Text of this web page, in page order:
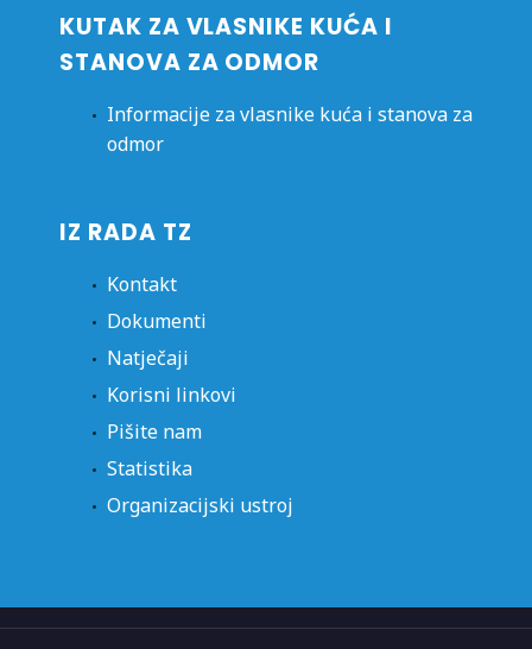
KUTAK ZA VLASNIKE KUĆA I
STANOVA ZA ODMOR
Informacije za vlasnike kuća i stanova za
odmor
IZ RADA TZ
Kontakt
Dokumenti
Natječaji
Korisni linkovi
Pišite nam
Statistika
Organizacijski ustroj